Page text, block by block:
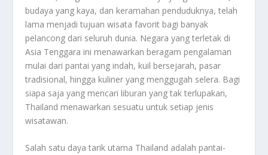
budaya yang kaya, dan keramahan penduduknya, telah
lama menjadi tujuan wisata favorit bagi banyak
pelancong dari seluruh dunia. Negara yang terletak di
Asia Tenggara ini menawarkan beragam pengalaman
mulai dari pantai yang indah, kuil bersejarah, pasar
tradisional, hingga kuliner yang menggugah selera. Bagi
siapa saja yang mencari liburan yang tak terlupakan,
Thailand menawarkan sesuatu untuk setiap jenis
wisatawan.
Salah satu daya tarik utama Thailand adalah pantai-